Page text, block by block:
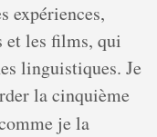
expériences,
et les films, qui
linguistiques. Je
la cinquième
je la